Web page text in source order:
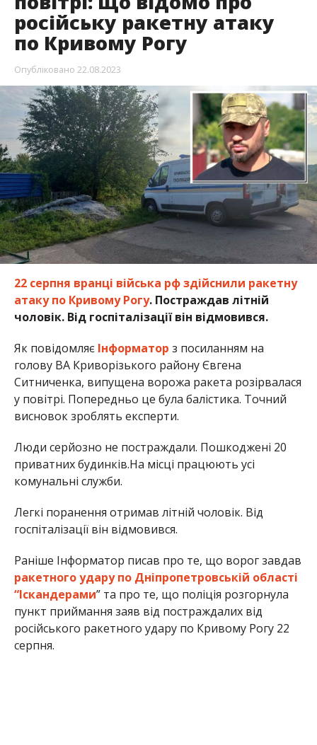
російську ракетну атаку
по Кривому Рогу
Опубліковано 22.08.2023
22 серпня вранці війська рф здійснили ракетну
атаку по Кривому Рогу. Постраждав літній
чоловік. Від госпіталізації він відмовився.
Як повідомляєІнформатор з посиланням на
голову ВА Криворізького району Євгена
Ситниченка, випущена ворожа ракета розірвалася
у повітрі. Попередньо це була балістика. Точний
висновок зроблять експерти.
Люди серйозно не постраждали. Пошкоджені 20
приватних будинків.На місці працюють усі
комунальні служби.
Легкі поранення отримав літній чоловік. Від
госпіталізації він відмовився.
Раніше Інформатор писав про те, що ворог завдав
ракетного удару по Дніпропетровській області
“Іскандерами” та про те, що поліція розгорнула
пункт приймання заяв від постраждалих від
російського ракетного удару по Кривому Рогу 22
серпня.